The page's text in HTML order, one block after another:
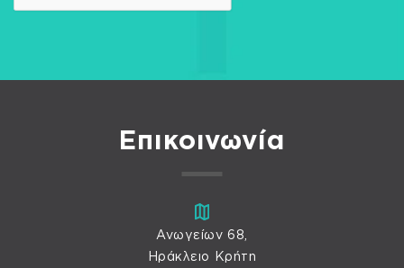
Επικοινωνία
Ανωγείων 68,
Ηράκλειο Κρήτη